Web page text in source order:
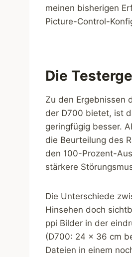
meinen bisherigen
Picture-Control-
Die
Zu den Ergebnissen
der D700 bietet, ist
geringfügig besser.
die Beurteilung des
den 100-Prozent-
stärkere
Die Unterschiede
Hinsehen doch
ppi Bilder in der
(D700: 24 x 36 cm
Dateien in einem